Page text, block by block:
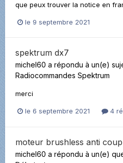
que peux trouver la notice en
le 9 septembre 2021
spektrum dx7
michel60 a répondu à un(e)
Radiocommandes Spektrum
merci
le 6 septembre 2021 4
moteur brushless anti
michel60 a répondu à un(e)